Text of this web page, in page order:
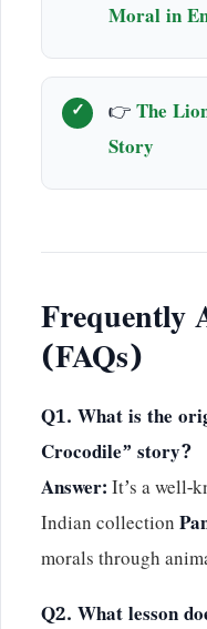
Moral in
👉The
Story
Frequently
(FAQs)
Q1. What is the
Crocodile” story?
Answer:It’s a well-
Indian collection
morals through
Q2. What lesson